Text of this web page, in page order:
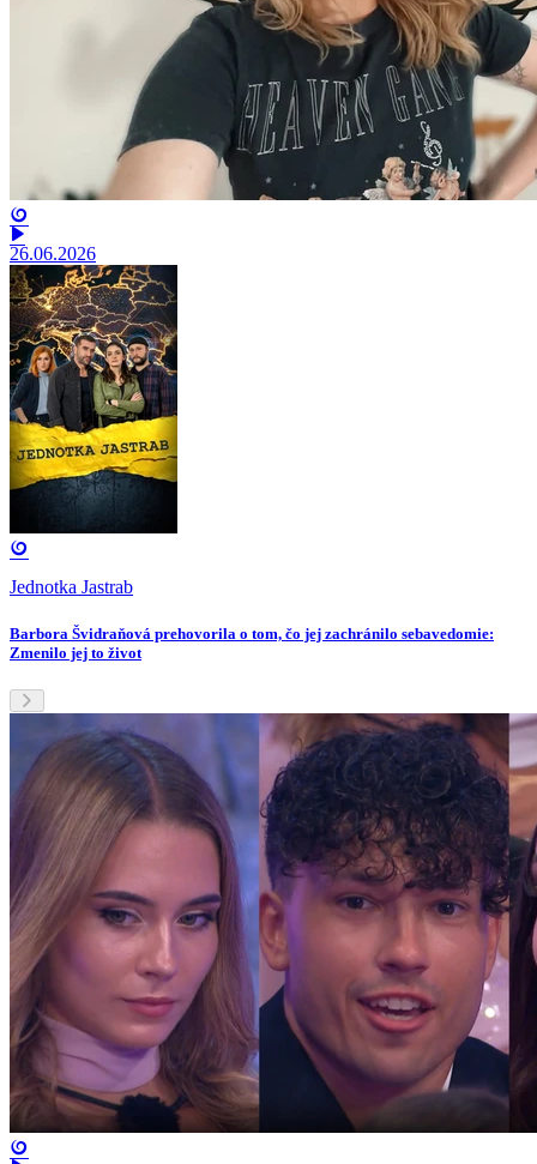
26.06.2026
Jednotka Jastrab
Barbora Švidraňová prehovorila o tom, čo jej zachránilo sebavedomie:
Zmenilo jej to život